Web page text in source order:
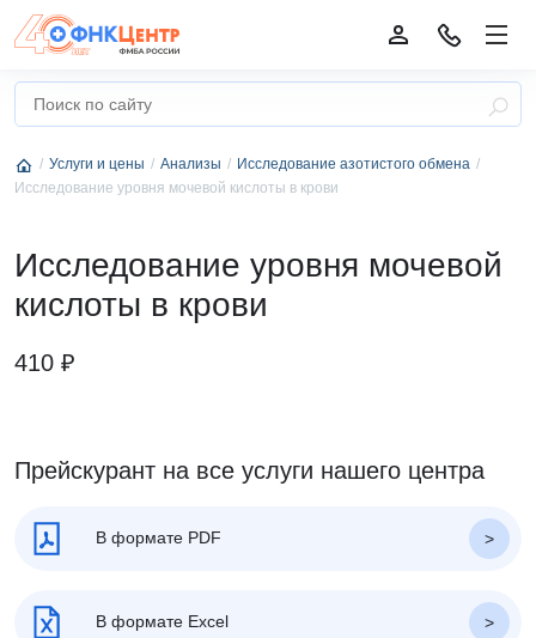
Услуги и цены Анализы
Исследование азотистого обмена
Исследование уровня мочевой кислоты в крови
Исследование уровня мочевой
кислоты в крови
410 ₽
Прейскурант на все услуги нашего центра
В формате PDF
В формате Excel